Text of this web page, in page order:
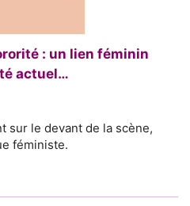
: un lien féminin
actuel…
sur le devant de la scène,
féministe.